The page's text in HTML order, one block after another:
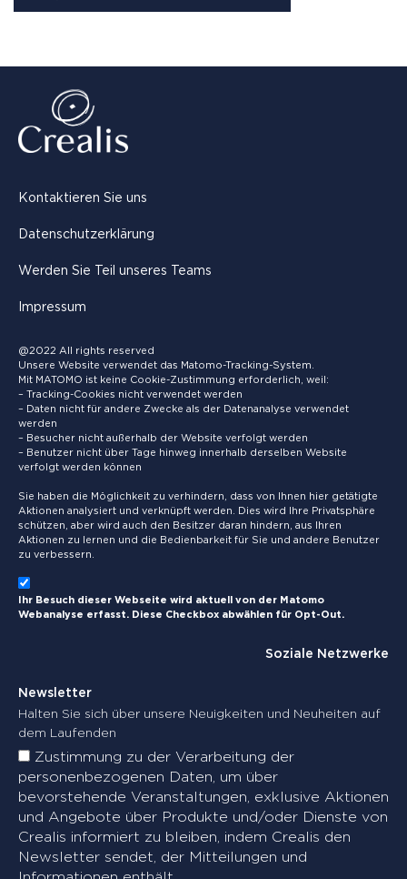
Kontaktieren Sie uns
Datenschutzerklärung
Werden Sie Teil unseres Teams
Impressum
@2022 All rights reserved
Unsere Website verwendet das Matomo-Tracking-System.
Mit MATOMO ist keine Cookie-Zustimmung erforderlich, weil:
– Tracking-Cookies nicht verwendet werden
– Daten nicht für andere Zwecke als der Datenanalyse verwendet
werden
– Besucher nicht außerhalb der Website verfolgt werden
– Benutzer nicht über Tage hinweg innerhalb derselben Website
verfolgt werden können
Sie haben die Möglichkeit zu verhindern, dass von Ihnen hier getätigte
Aktionen analysiert und verknüpft werden. Dies wird Ihre Privatsphäre
schützen, aber wird auch den Besitzer daran hindern, aus Ihren
Aktionen zu lernen und die Bedienbarkeit für Sie und andere Benutzer
zu verbessern.
Ihr Besuch dieser Webseite wird aktuell von der Matomo
Webanalyse erfasst. Diese Checkbox abwählen für Opt-Out.
Soziale Netzwerke
Newsletter
Halten Sie sich über unsere Neuigkeiten und Neuheiten auf
dem Laufenden
Zustimmung zu der Verarbeitung der
personenbezogenen Daten, um über
bevorstehende Veranstaltungen, exklusive Aktionen
und Angebote über Produkte und/oder Dienste von
Crealis informiert zu bleiben, indem Crealis den
Newsletter sendet, der Mitteilungen und